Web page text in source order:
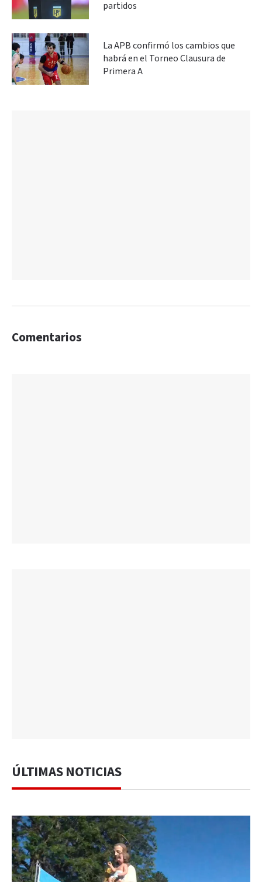
partidos
La APB confirmó los cambios que
habrá en el Torneo Clausura de
Primera A
Comentarios
ÚLTIMAS NOTICIAS